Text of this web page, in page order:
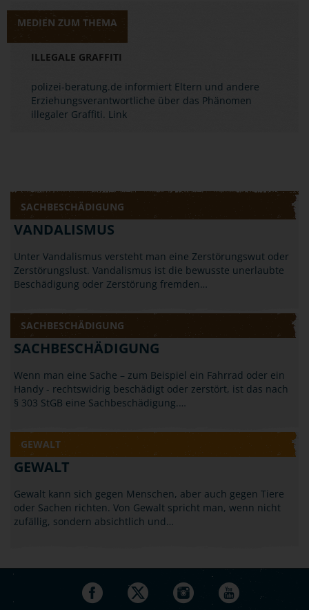
MEDIEN ZUM THEMA
ILLEGALE GRAFFITI
polizei-beratung.de informiert Eltern und andere
Erziehungsverantwortliche über das Phänomen
illegaler Graffiti. Link
SACHBESCHÄDIGUNG
VANDALISMUS
Unter Vandalismus versteht man eine Zerstörungswut oder
Zerstörungslust. Vandalismus ist die bewusste unerlaubte
Beschädigung oder Zerstörung fremden…
SACHBESCHÄDIGUNG
SACHBESCHÄDIGUNG
Wenn man eine Sache – zum Beispiel ein Fahrrad oder ein
Handy - rechtswidrig beschädigt oder zerstört, ist das nach
§ 303 StGB eine Sachbeschädigung.…
GEWALT
GEWALT
Gewalt kann sich gegen Menschen, aber auch gegen Tiere
oder Sachen richten. Von Gewalt spricht man, wenn nicht
zufällig, sondern absichtlich und…